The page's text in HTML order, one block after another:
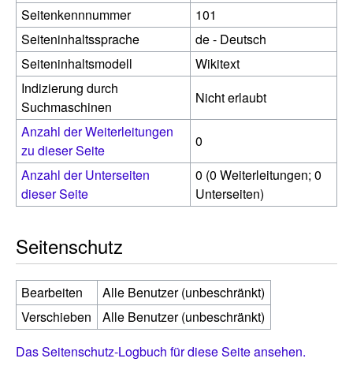
Seitenkennnummer
101
Seiteninhaltssprache
de - Deutsch
Seiteninhaltsmodell
Wikitext
Indizierung durch
Suchmaschinen
Nicht erlaubt
Anzahl der Weiterleitungen
zu dieser Seite
0
Anzahl der Unterseiten
dieser Seite
0 (0 Weiterleitungen; 0
Unterseiten)
Seitenschutz
Bearbeiten
Alle Benutzer (unbeschränkt)
Verschieben
Alle Benutzer (unbeschränkt)
Das Seitenschutz-Logbuch für diese Seite ansehen.